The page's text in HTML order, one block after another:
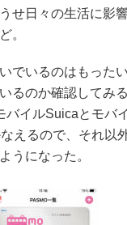
せ日々の生活に影
。
でいるのはもった
るのか確認してみ
バイルSuicaとモバ
えるので、それ以
うになった。